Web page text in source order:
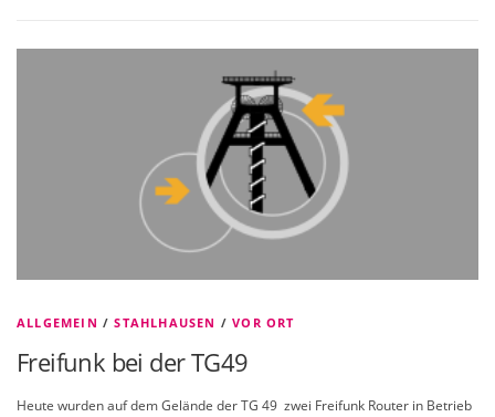
ALLGEMEIN /STAHLHAUSEN /VOR ORT
Freifunk bei der TG49
Heute wurden auf dem Gelände der TG 49 zwei Freifunk Router in Betrieb